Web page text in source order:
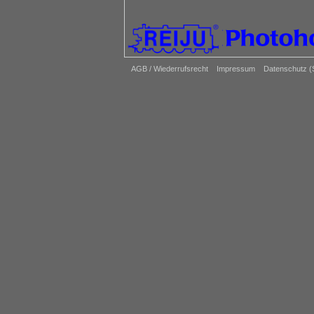
AGB / Wiederrufsrecht Impressum Datenschutz